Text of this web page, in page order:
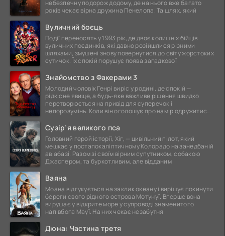
небезпечну подорож додому, де на нього вже багато
років чекає вірна дружина Пенелопа. Та шлях, який
Вуличний боєць
Події переносять у 1993 рік, де двоє колишніх бійців
вуличних поєдинків, які давно розійшлися різними
шляхами, змушені знову повернутися до світу жорстоких
сутичок. Їх спокій порушує поява загадкової
Знайомство з Факерами 3
Молодий чоловік Генрі виріс у родині, де спокій —
рідкісне явище, а будь-яке важливе рішення швидко
перетворюється на привід для суперечок і
непорозумінь. Коли він оголошує про намір одружитися,
Сузір’я великого пса
Головний герой історії, Хіг, — цивільний пілот, який
мешкає у постапокаліптичному Колорадо на занедбаній
авіабазі. Разом зі своїм вірним супутником, собакою
Джаспером, та буркотливим, але відданим
Ваяна
Моана відгукується на заклик океану і вирішує покинути
береги свого рідного острова Мотунуї. Вперше вона
вирушає у відкрите море у супроводі знаменитого
напівбога Мауї. На них чекає незабутня
Дюна: Частина третя